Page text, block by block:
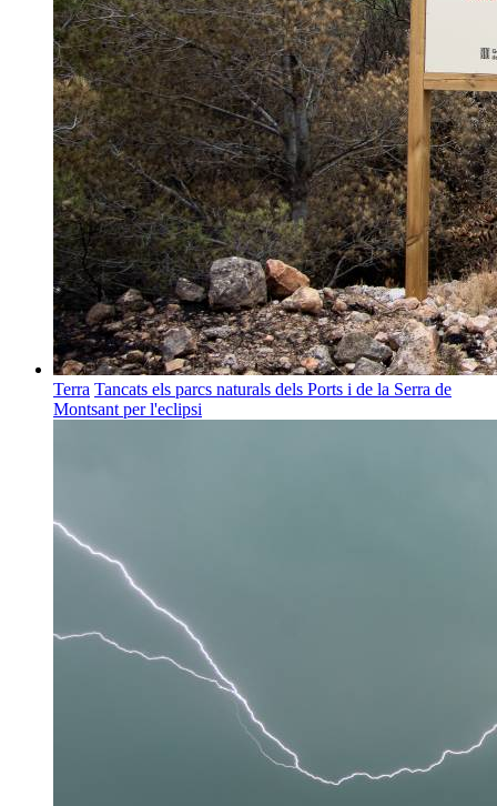
Terra Tancats els parcs naturals dels Ports i de la Serra de
Montsant per l'eclipsi